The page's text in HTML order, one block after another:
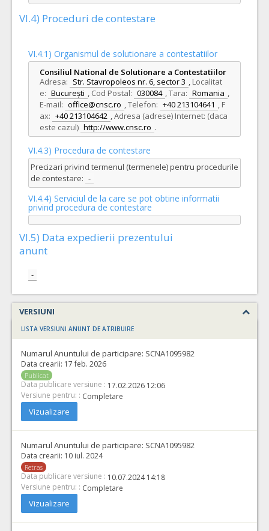
VI.4) Proceduri de contestare
VI.4.1) Organismul de solutionare a contestatiilor
Consiliul National de Solutionare a Contestatiilor
Adresa: Str. Stavropoleos nr. 6, sector 3 , Localitat
e: București , Cod Postal: 030084 ,Tara: Romania ,
E-mail: office@cnsc.ro ,Telefon: +40 213104641 , F
ax: +40 213104642 ,Adresa (adrese) Internet: (daca
este cazul) http://www.cnsc.ro .
VI.4.3) Procedura de contestare
Precizari privind termenul (termenele) pentru procedurile
de contestare: -
VI.4.4) Serviciul de la care se pot obtine informatii
privind procedura de contestare
VI.5) Data expedierii prezentului
anunt
-
VERSIUNI
LISTA VERSIUNI ANUNT DE ATRIBUIRE
Numarul Anuntului de participare: SCNA1095982
Data crearii: 17 feb. 2026
Publicat
Data publicare versiune : 17.02.2026 12:06
Versiune pentru: : Completare
Vizualizare
Numarul Anuntului de participare: SCNA1095982
Data crearii: 10 iul. 2024
Retras
Data publicare versiune : 10.07.2024 14:18
Versiune pentru: : Completare
Vizualizare